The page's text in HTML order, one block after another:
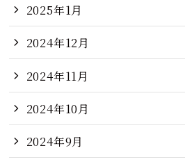
2025年1月
2024年12月
2024年11月
2024年10月
2024年9月